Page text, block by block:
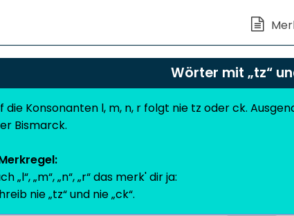
Wörter mit „tz“
die Konsonanten l, m, n, r folgt nie tz oder ck.
Bismarck.
„l“, „m“, „n“, „r“ das merk' dir ja:
nie „tz“ und nie „ck“.